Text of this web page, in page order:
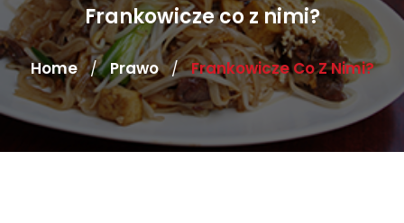
Frankowicze co z nimi?
Home / Prawo / Frankowicze Co Z Nimi?